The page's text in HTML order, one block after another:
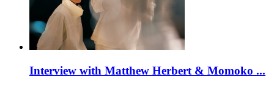
Interview with Matthew Herbert & Momoko ...